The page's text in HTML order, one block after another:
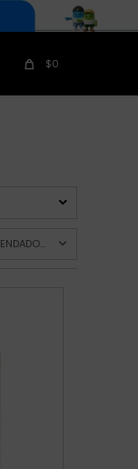
$0
RECOMENDADOS